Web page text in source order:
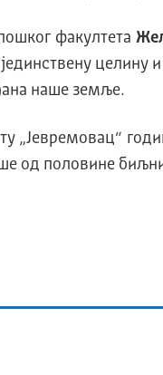
факултета
наше земље.
„Јевремовац“
од половине